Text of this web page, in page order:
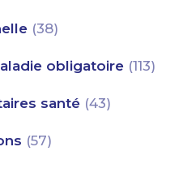
(38)
obligatoire (113)
santé (43)
(57)